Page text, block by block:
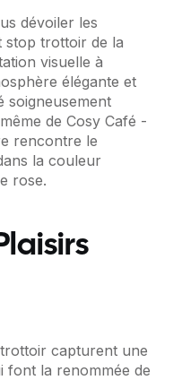
dévoiler les
stop trottoir de la
visuelle à
élégante et
soigneusement
de Cosy Café -
rencontre le
la couleur
rose.
capturent une
font la renommée de